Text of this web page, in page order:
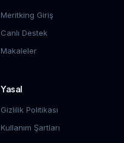
Meritking Giriş
Canlı Destek
Makaleler
Yasal
Gizlilik Politikası
Kullanım Şartları